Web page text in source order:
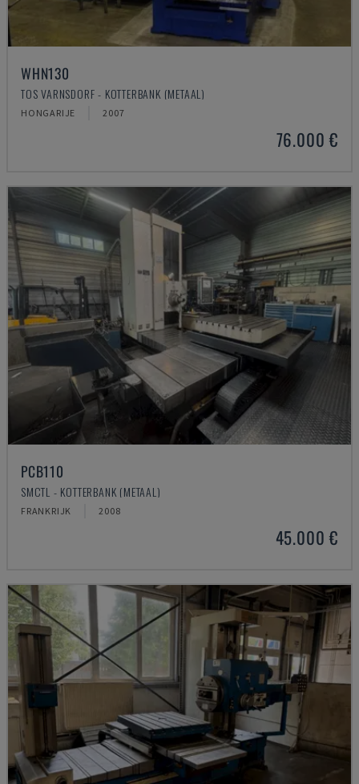
WHN130
TOS VARNSDORF - KOTTERBANK (METAAL)
HONGARIJE 2007
76.000 €
PCB110
SMCTL - KOTTERBANK (METAAL)
FRANKRIJK 2008
45.000 €